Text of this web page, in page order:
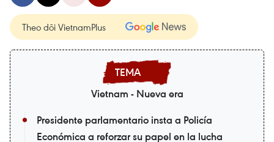
Theo dõi VietnamPlus
Vietnam - Nueva era
Presidente parlamentario insta a Policía
Económica a reforzar su papel en la lucha